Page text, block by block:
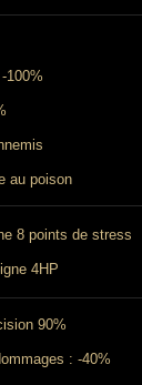
100%
au poison
8 points de stress
4HP
90%
: -40%